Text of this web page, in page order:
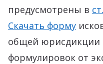
предусмотрены в
Скачать форму
общей юрисдикции
формулировок от